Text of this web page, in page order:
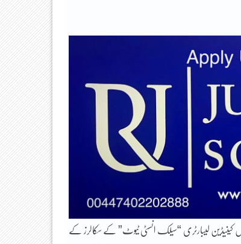
کینیڈین لیبارٹری “سیلک انسٹی ٹیوٹ” کے سکالرز کے